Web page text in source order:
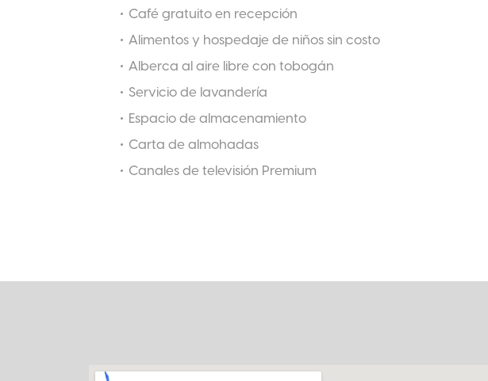
Café gratuito en recepción
Alimentos y hospedaje de niños sin costo
Alberca al aire libre con tobogán
Servicio de lavandería
Espacio de almacenamiento
Carta de almohadas
Canales de televisión Premium